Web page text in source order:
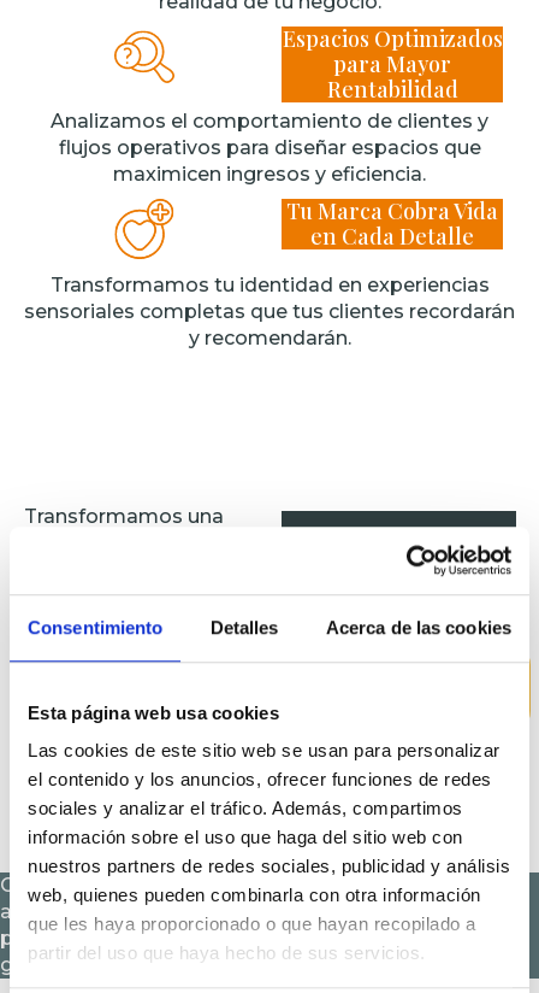
Consentimiento Detalles Acerca de las cookies
Esta página web usa cookies
Las cookies de este sitio web se usan para personalizar
el contenido y los anuncios, ofrecer funciones de redes
sociales y analizar el tráfico. Además, compartimos
información sobre el uso que haga del sitio web con
nuestros partners de redes sociales, publicidad y análisis
web, quienes pueden combinarla con otra información
que les haya proporcionado o que hayan recopilado a
partir del uso que haya hecho de sus servicios.
Espacios Optimizados
para Mayor
Rentabilidad
Analizamos el comportamiento de clientes y
flujos operativos para diseñar espacios que
maximicen ingresos y eficiencia.
Tu Marca Cobra Vida
en Cada Detalle
Transformamos tu identidad en experiencias
sensoriales completas que tus clientes recordarán
y recomendarán.
Transformamos una
acogedor, donde la
combinación de
conseguido fidelizar a
su clientela y aumentar
el tiempo de
permanencia en el local.
Casos de
Estudio
Caso de éxito: La
Creamos un diseño funcional que permite una
atención fluida en horas pico, con una distribución
pensada para maximizar la rotación de clientes sin
generar esperas incómodas